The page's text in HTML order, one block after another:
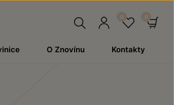
O Znovínu Kontakty